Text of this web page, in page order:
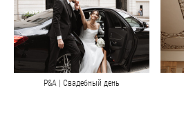
Р&А | Свадебный день